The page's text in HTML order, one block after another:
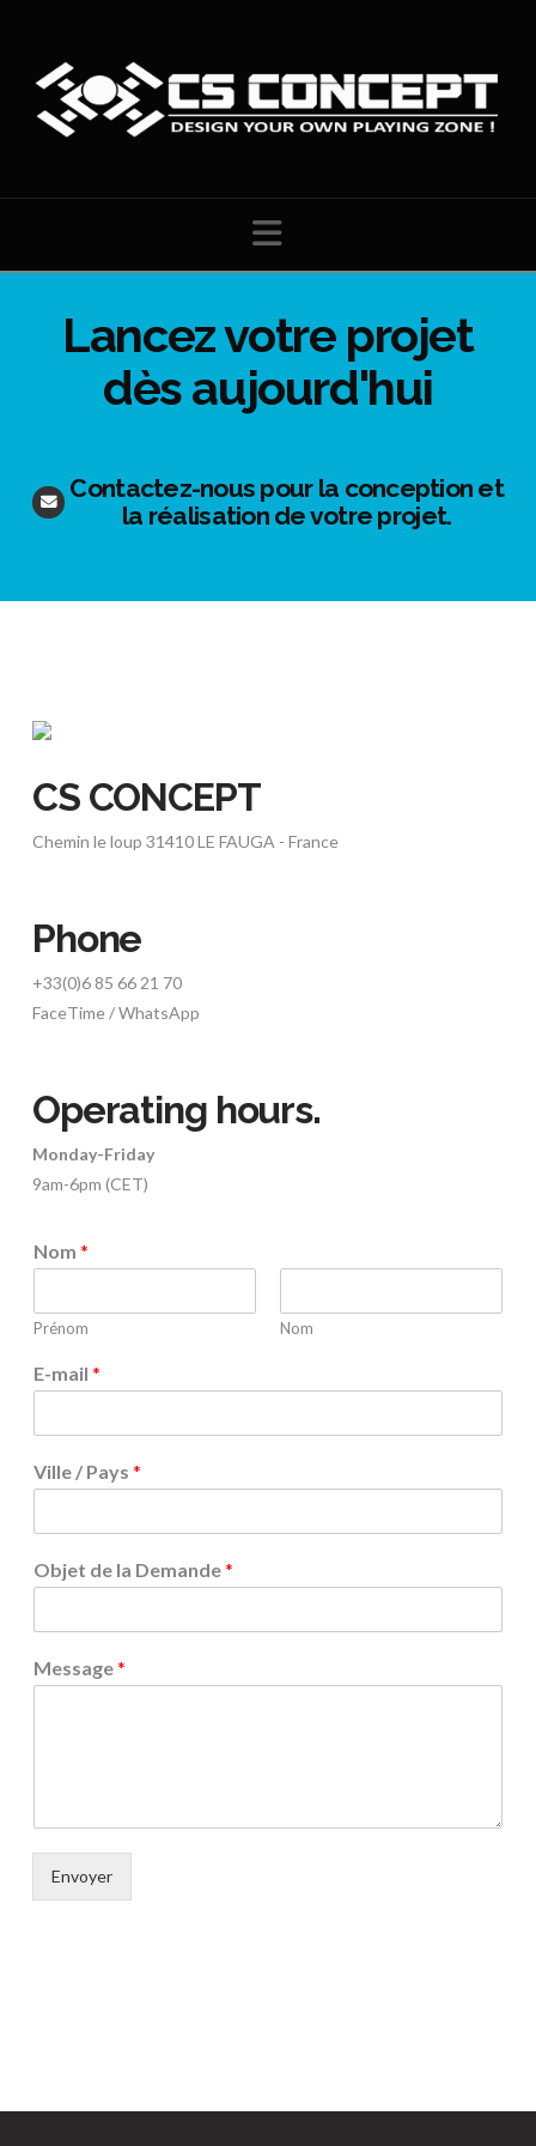
Navigation
Lancez votre projet
dès aujourd'hui
Contactez-nous pour la conception et
la réalisation de votre projet.
CS CONCEPT
Chemin le loup 31410 LE FAUGA - France
Phone
+33(0)6 85 66 21 70
FaceTime / WhatsApp
Operating hours.
Monday-Friday
9am-6pm (CET)
Nom *
Prénom Nom
E-mail *
Ville / Pays *
Objet de la Demande*
Message*
Envoyer